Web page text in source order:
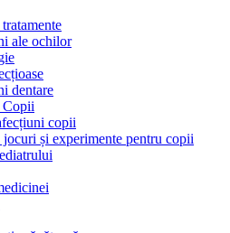
ale ochilor
dentare
Copii
copii
jocuri și experimente pentru copii